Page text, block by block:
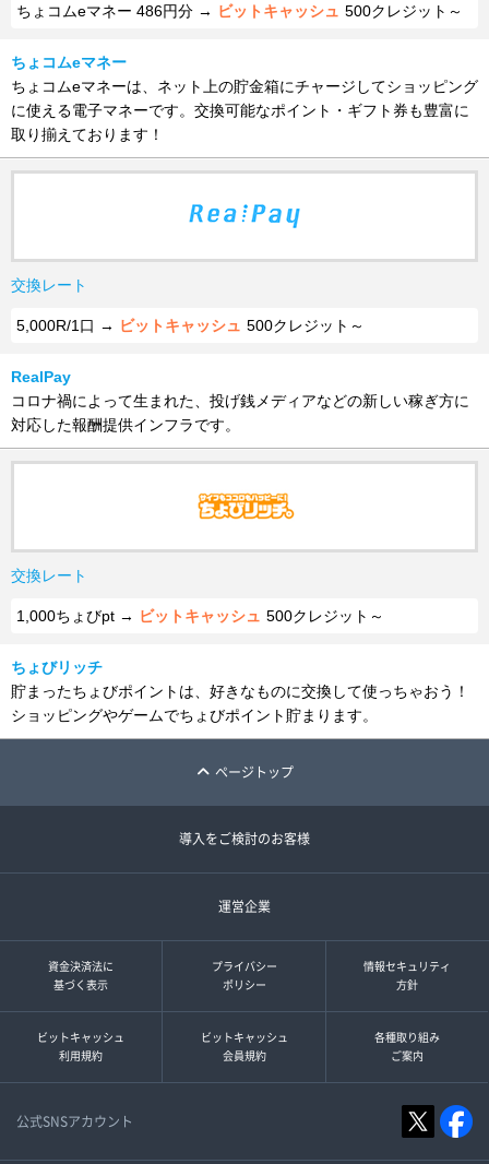
ちょコムeマネー 486円分 → ビットキャッシュ 500クレジット～
ちょコムeマネー
ちょコムeマネーは、ネット上の貯金箱にチャージしてショッピング
に使える電子マネーです。交換可能なポイント・ギフト券も豊富に
取り揃えております！
交換レート
5,000R/1口 → ビットキャッシュ 500クレジット～
RealPay
コロナ禍によって生まれた、投げ銭メディアなどの新しい稼ぎ方に
対応した報酬提供インフラです。
交換レート
1,000ちょびpt → ビットキャッシュ 500クレジット～
ちょびリッチ
貯まったちょびポイントは、好きなものに交換して使っちゃおう！
ショッピングやゲームでちょびポイント貯まります。
ページトップ
導入をご検討のお客様
運営企業
資金決済法に
基づく表示
プライバシー
ポリシー
情報セキュリティ
方針
ビットキャッシュ
利用規約
ビットキャッシュ
会員規約
各種取り組み
ご案内
公式SNSアカウント